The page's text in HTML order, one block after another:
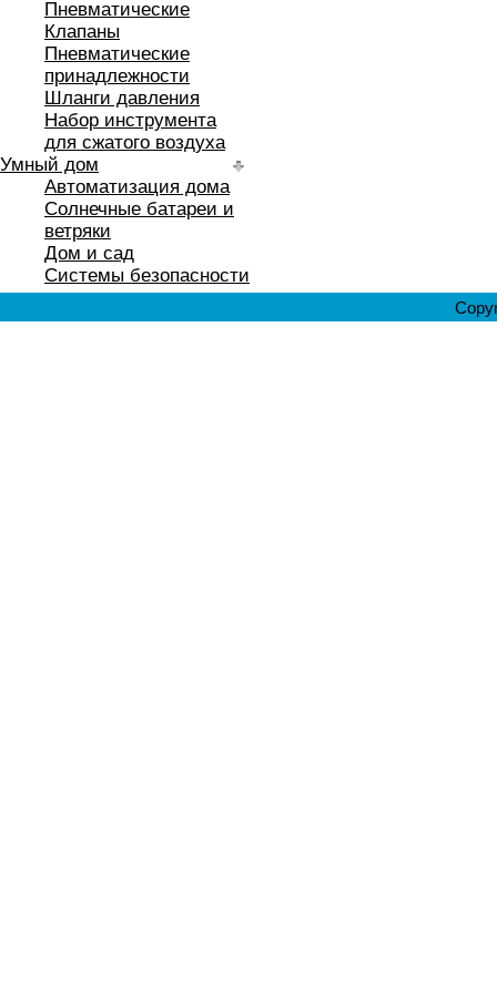
Пневматические
Клапаны
Пневматические
принадлежности
Шланги давления
Набор инструмента
для сжатого воздуха
Умный дом
Автоматизация дома
Солнечные батареи и
ветряки
Дом и сад
Системы безопасности